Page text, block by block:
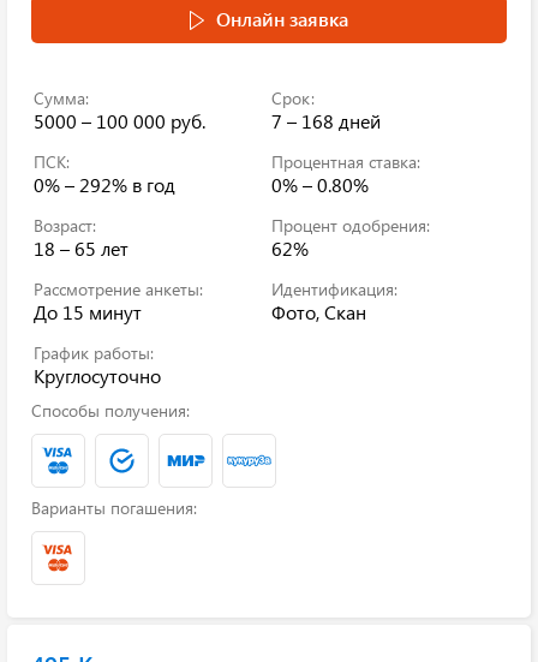
Онлайн заявка
Сумма:
5000 – 100 000 руб.
Срок:
7 – 168 дней
ПСК:
0% – 292% в год
Процентная ставка:
0% – 0.80%
Возраст:
18 – 65 лет
Процент одобрения:
62%
Рассмотрение анкеты:
До 15 минут
Идентификация:
Фото, Скан
График работы:
Круглосуточно
Способы получения:
Варианты погашения: